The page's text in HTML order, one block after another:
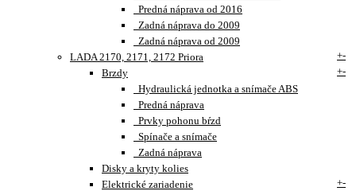
Predná náprava od 2016
Zadná náprava do 2009
Zadná náprava od 2009
LADA 2170, 2171, 2172 Priora
+-
Brzdy
+-
Hydraulická jednotka a snímače ABS
Predná náprava
Prvky pohonu bŕzd
Spínače a snímače
Zadná náprava
Disky a kryty kolies
Elektrické zariadenie
+-